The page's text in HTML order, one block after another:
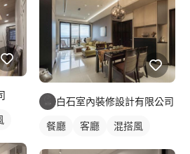
白石室內裝修設計有限公司
餐廳 客廳 混搭風